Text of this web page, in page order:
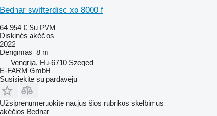
Bednar swifterdisc xo 8000 f
64 954 € Su PVM
Diskinės akėčios
2022
Dengimas 8 m
Vengrija, Hu-6710 Szeged
E-FARM GmbH
Susisiekite su pardavėju
Užsiprenumeruokite naujus šios rubrikos skelbimus
akėčios Bednar